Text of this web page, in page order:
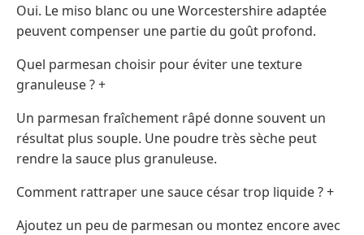
Oui. Le miso blanc ou une Worcestershire adaptée
peuvent compenser une partie du goût profond.
Quel parmesan choisir pour éviter une texture
granuleuse ? +
Un parmesan fraîchement râpé donne souvent un
résultat plus souple. Une poudre très sèche peut
rendre la sauce plus granuleuse.
Comment rattraper une sauce césar trop liquide ? +
Ajoutez un peu de parmesan ou montez encore avec